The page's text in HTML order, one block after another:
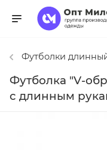
Футболки
Футболка "V-
с длинным